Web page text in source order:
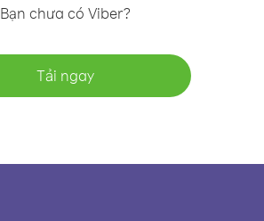
Bạn chưa có Viber?
Tải ngay